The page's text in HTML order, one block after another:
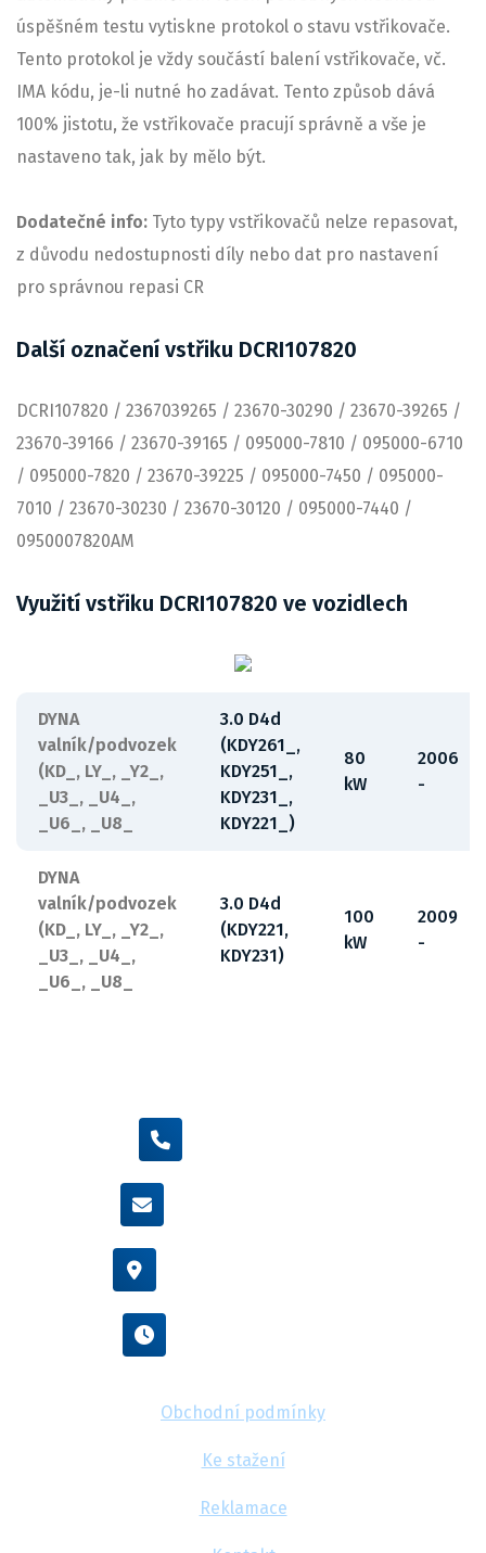
úspěšném testu vytiskne protokol o stavu vstřikovače.
Tento protokol je vždy součástí balení vstřikovače, vč.
IMA kódu, je-li nutné ho zadávat. Tento způsob dává
100% jistotu, že vstřikovače pracují správně a vše je
nastaveno tak, jak by mělo být.
Dodatečné info: Tyto typy vstřikovačů nelze repasovat,
z důvodu nedostupnosti díly nebo dat pro nastavení
pro správnou repasi CR
Další označení vstřiku DCRI107820
DCRI107820 / 2367039265 / 23670-30290 / 23670-39265 /
23670-39166 / 23670-39165 / 095000-7810 / 095000-6710
/ 095000-7820 / 23670-39225 / 095000-7450 / 095000-
7010 / 23670-30230 / 23670-30120 / 095000-7440 /
0950007820AM
Využití vstřiku DCRI107820 ve vozidlech
DYNA
valník/podvozek
(KD_, LY_, _Y2_,
_U3_, _U4_,
_U6_, _U8_
3.0 D4d
(KDY261_,
KDY251_,
KDY231_,
KDY221_)
80
kW
2006
-
DYNA
valník/podvozek
(KD_, LY_, _Y2_,
_U3_, _U4_,
_U6_, _U8_
3.0 D4d
(KDY221,
KDY231)
100
kW
2009
-
Obchodní podmínky
Ke stažení
Reklamace